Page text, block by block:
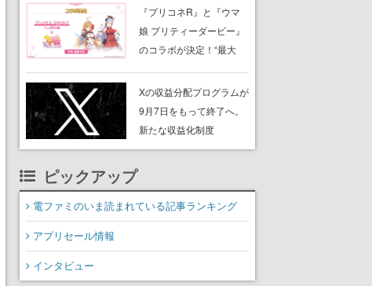
『プリコネR』と『ウマ
娘 プリティーダービー』
のコラボが決定！“最大
ンペーンなども発表
Xの収益分配プログラムが
9月7日をもって終了へ。
新たな収益化制度
「Original Content
ピックアップ
電ファミのいま読まれている記事ランキング
アプリセール情報
インタビュー